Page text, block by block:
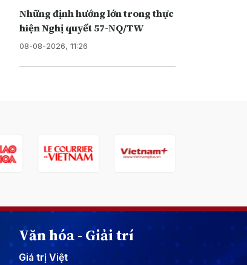
Những định hướng lớn trong thực
hiện Nghị quyết 57-NQ/TW
08-08-2026, 11:26
Văn hóa - Giải trí
Giá trị Việt